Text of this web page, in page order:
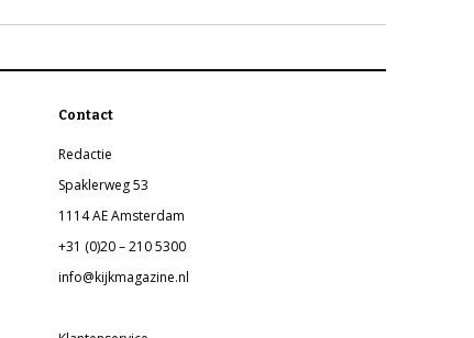
Contact
Redactie
Spaklerweg 53
1114 AE Amsterdam
+31 (0)20 – 210 5300
info@kijkmagazine.nl